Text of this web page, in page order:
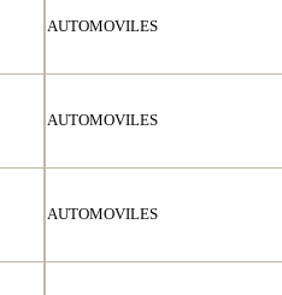
AUTOMOVILES
AUTOMOVILES
AUTOMOVILES